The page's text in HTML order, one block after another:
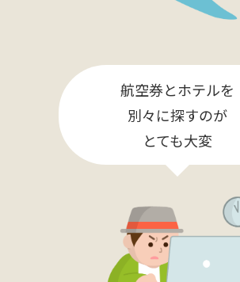
航空券とホテルを
別々に探すのが
とても大変